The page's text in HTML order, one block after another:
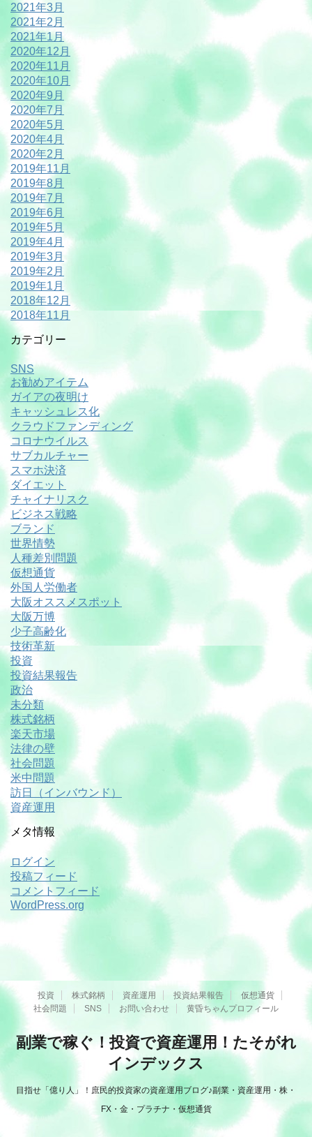
2021年3月
2021年2月
2021年1月
2020年12月
2020年11月
2020年10月
2020年9月
2020年7月
2020年5月
2020年4月
2020年2月
2019年11月
2019年8月
2019年7月
2019年6月
2019年5月
2019年4月
2019年3月
2019年2月
2019年1月
2018年12月
2018年11月
カテゴリー
SNS
お勧めアイテム
ガイアの夜明け
キャッシュレス化
クラウドファンディング
コロナウイルス
サブカルチャー
スマホ決済
ダイエット
チャイナリスク
ビジネス戦略
ブランド
世界情勢
人種差別問題
仮想通貨
外国人労働者
大阪オススメスポット
大阪万博
少子高齢化
技術革新
投資
投資結果報告
政治
未分類
株式銘柄
楽天市場
法律の壁
社会問題
米中問題
訪日（インバウンド）
資産運用
メタ情報
ログイン
投稿フィード
コメントフィード
WordPress.org
投資 株式銘柄 資産運用 投資結果報告
仮想通貨
社会問題
SNS お問い合わせ 黄昏ちゃんプロフィール
副業で稼ぐ！投資で資産運用！たそがれ
インデックス
目指せ「億り人」！庶民的投資家の資産運用ブログ♪副業・資産運用・株・
FX・金・プラチナ・仮想通貨